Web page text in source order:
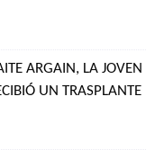
ARGAIN, LA JOVEN
UN TRASPLANTE